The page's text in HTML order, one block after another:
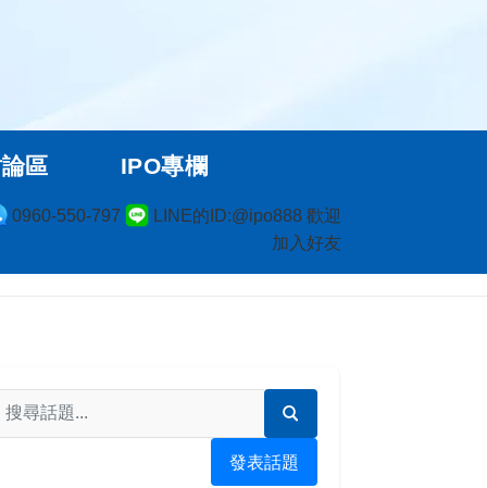
0960-550-797
LINE的ID:@ipo888 歡迎
加入好友
區 IPO專欄
發表話題